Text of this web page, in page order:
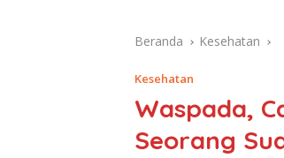
Beranda Kesehatan
Kesehatan
Waspada,
Seorang